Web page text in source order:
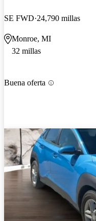
SE FWD 24,790 millas
Monroe, MI
32 millas
Buena oferta